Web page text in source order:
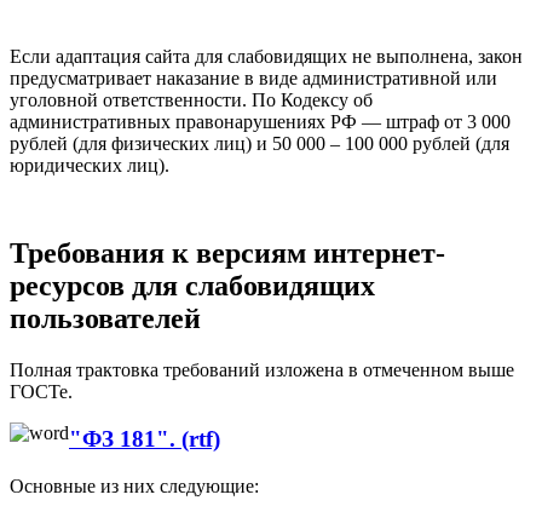
Если адаптация сайта для слабовидящих не выполнена, закон
предусматривает наказание в виде административной или
уголовной ответственности. По Кодексу об
административных правонарушениях РФ — штраф от 3 000
рублей (для физических лиц) и 50 000 – 100 000 рублей (для
юридических лиц).
Требования к версиям интернет-
ресурсов для слабовидящих
пользователей
Полная трактовка требований изложена в отмеченном выше
ГОСТе.
"ФЗ 181". (rtf)
Основные из них следующие: